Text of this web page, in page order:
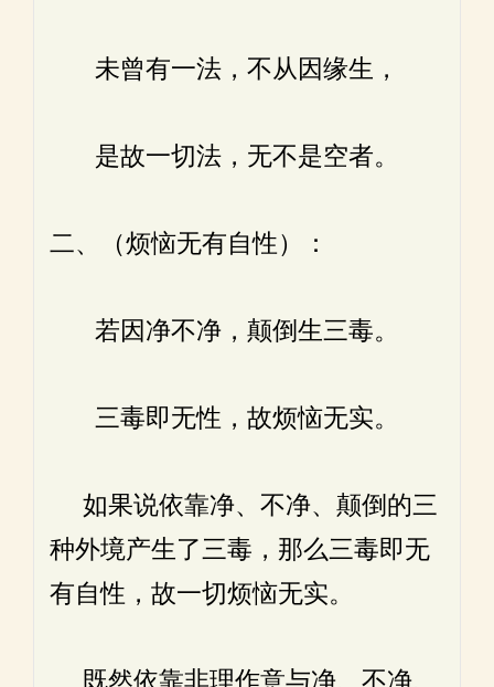
未曾有一法，不从因缘生，
是故一切法，无不是空者。
二、（烦恼无有自性）：
若因净不净，颠倒生三毒。
三毒即无性，故烦恼无实。
如果说依靠净、不净、颠倒的三
种外境产生了三毒，那么三毒即无
有自性，故一切烦恼无实。
既然依靠非理作意与净、不净、